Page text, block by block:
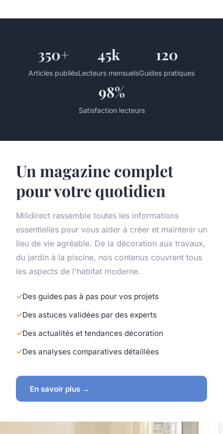
350+
Articles publiés
45k
Lecteurs mensuels
120
Guides pratiques
98%
Satisfaction lecteurs
Un magazine complet
pour votre quotidien
Milidirect rassemble toutes les informations
essentielles pour vous aider à créer et maintenir un
lieu de vie agréable. De la décoration aux travaux,
du jardin à la piscine, nos contenus couvrent tous
les aspects de l'habitat moderne.
Des guides pas à pas pour vos projets
Des astuces validées par des experts
Des actualités et tendances décoration
Des analyses comparatives détaillées
En savoir plus →